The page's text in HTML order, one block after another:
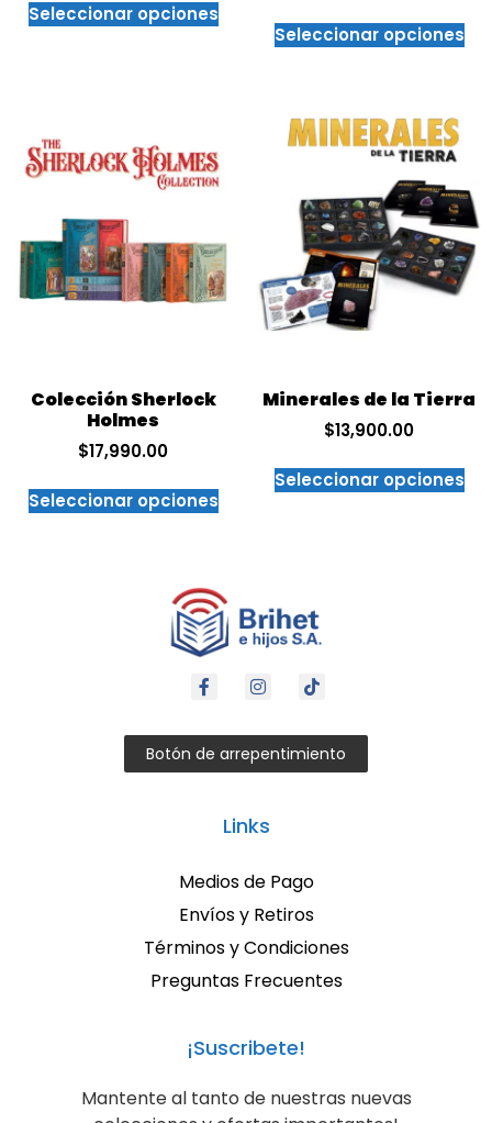
Seleccionar opciones
Seleccionar opciones
Colección Sherlock
Holmes
$17,990.00
Seleccionar opciones
Minerales de la Tierra
$13,900.00
Seleccionar opciones
Botón de arrepentimiento
Links
Medios de Pago
Envíos y Retiros
Términos y Condiciones
Preguntas Frecuentes
¡Suscribete!
Mantente al tanto de nuestras nuevas